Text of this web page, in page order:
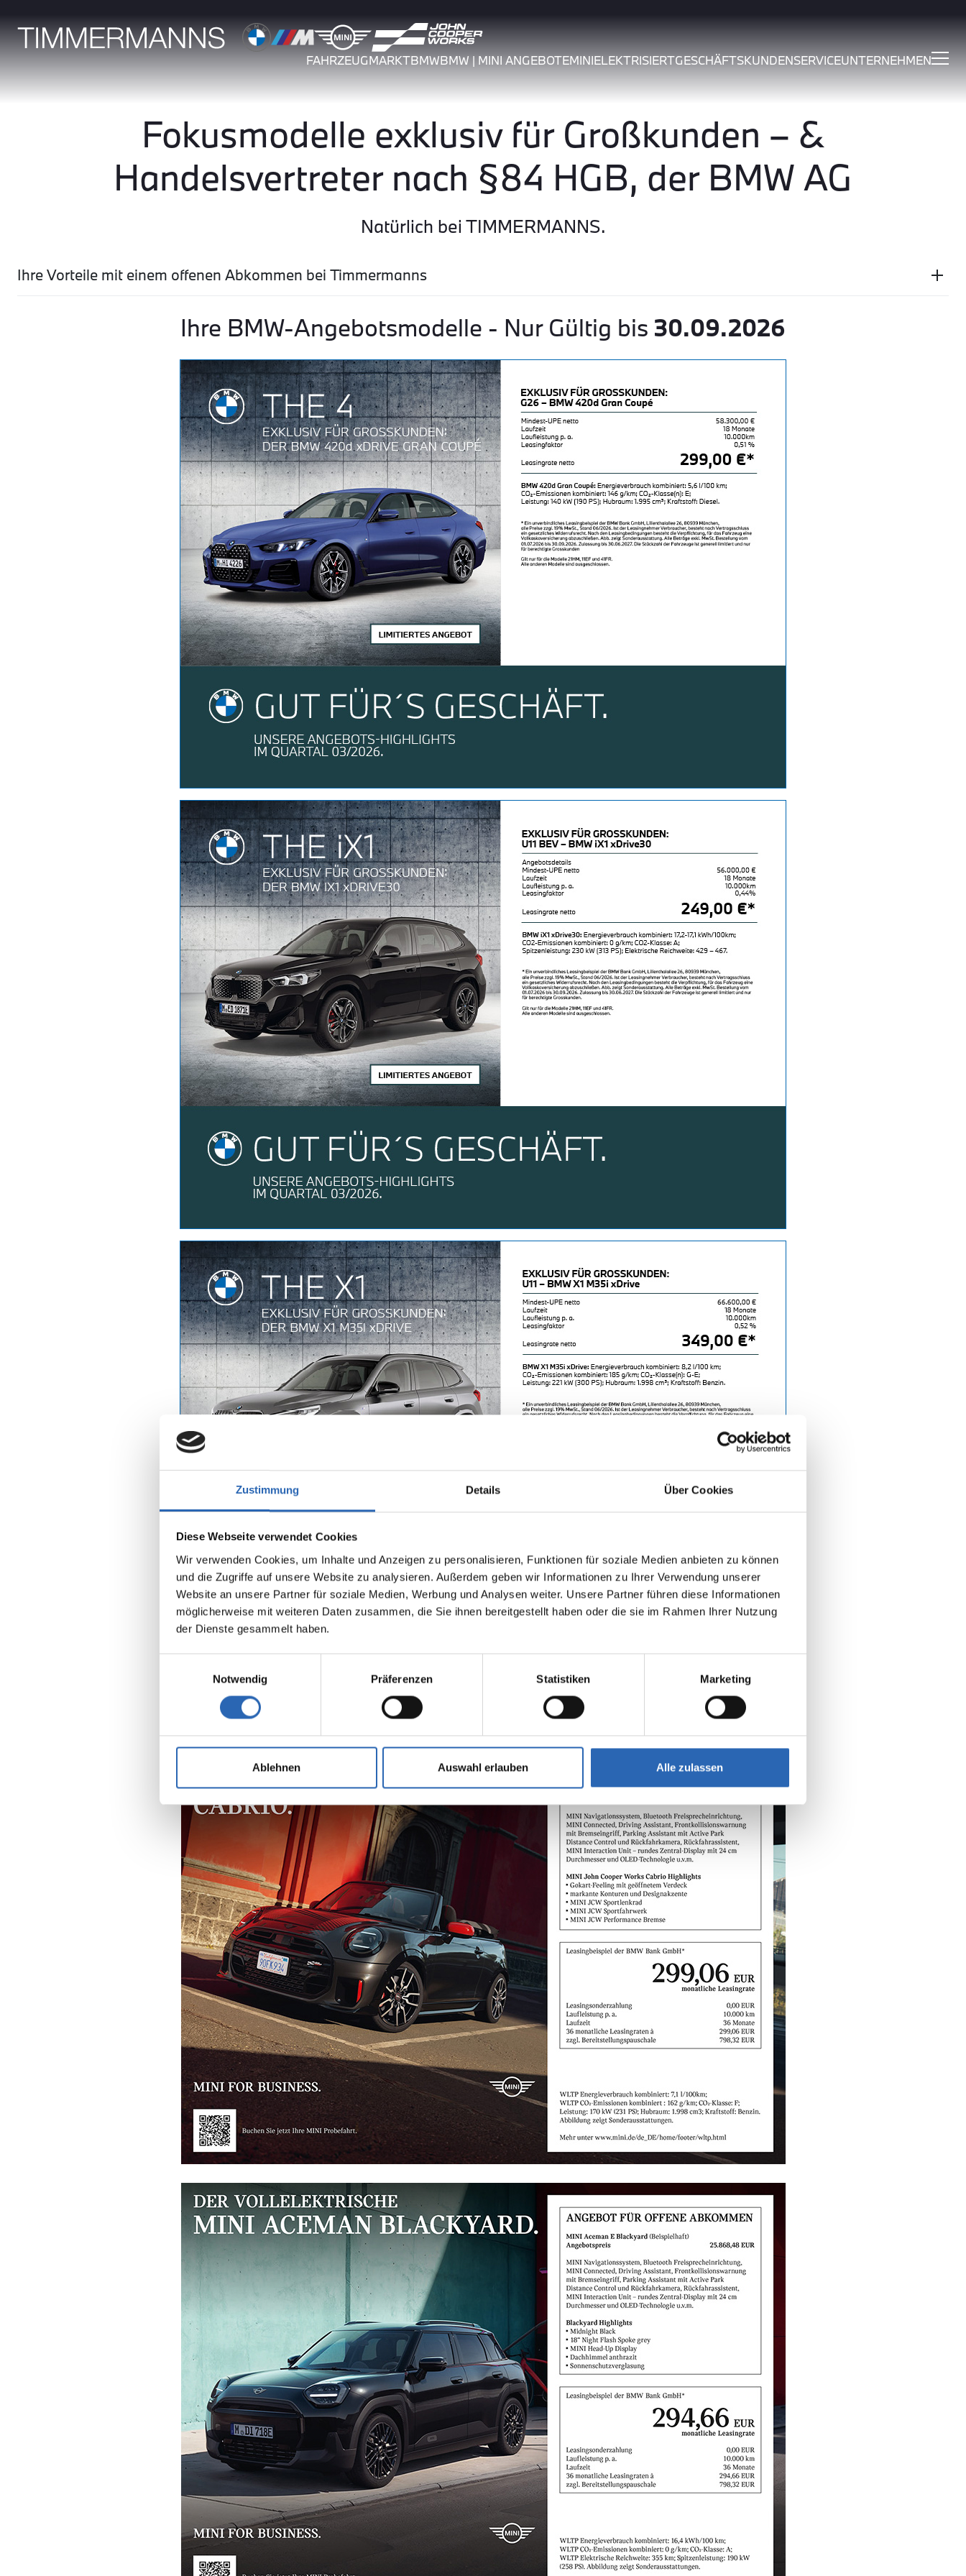
Zustimmung Details Über Cookies
Diese Webseite verwendet Cookies
Wir verwenden Cookies, um Inhalte und Anzeigen zu personalisieren, Funktionen für soziale Medien anbieten zu können
und die Zugriffe auf unsere Website zu analysieren. Außerdem geben wir Informationen zu Ihrer Verwendung unserer
Website an unsere Partner für soziale Medien, Werbung und Analysen weiter. Unsere Partner führen diese Informationen
möglicherweise mit weiteren Daten zusammen, die Sie ihnen bereitgestellt haben oder die sie im Rahmen Ihrer Nutzung
der Dienste gesammelt haben.
Notwendig
Präferenzen Statistiken Marketing
Ablehnen Auswahl erlauben Alle zulassen
FAHRZEUGMARKTBMWBMW | MINI ANGEBOTEMINIELEKTRISIERTGESCHÄFTSKUNDENSERVICEUNTERNEHMEN
Fokusmodelle exklusiv für Großkunden – &
Handelsvertreter nach §84 HGB, der BMW AG
Natürlich bei TIMMERMANNS.
Ihre Vorteile mit einem offenen Abkommen bei Timmermanns
Ihre BMW-Angebotsmodelle - Nur Gültig bis 30.09.2026
Ihre MINI-Angebotsmodelle - Nur Gültig bis 30.09.2026